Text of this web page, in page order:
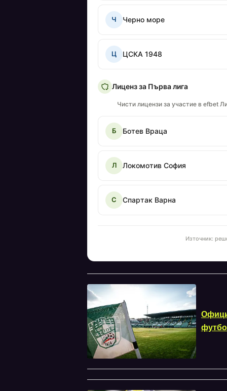
Ч Черно море
Ц ЦСКА 1948
Лиценз за Първа лига
Чисти лицензи за участие в efbet
Б Ботев Враца
Л Локомотив София
С Спартак Варна
Източник: